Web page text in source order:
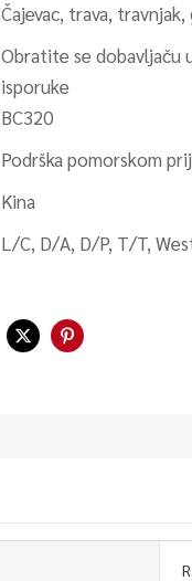
Čajevac, trava, travnjak,
Obratite se dobavljaču
isporuke
BC320
Podrška pomorskom
Kina
L/C, D/A, D/P, T/T,